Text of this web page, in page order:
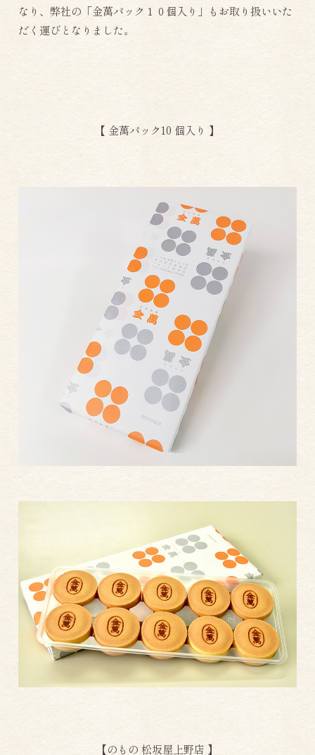
なり、弊社の「金萬パック１０個入り」もお取り扱いいた
だく運びとなりました。
【 金萬パック10 個入り 】
【のもの 松坂屋上野店 】